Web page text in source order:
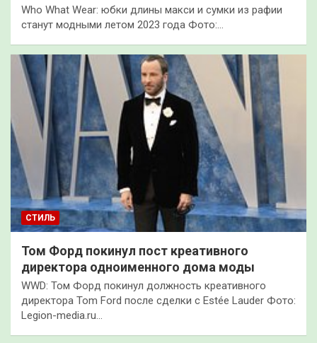
Who What Wear: юбки длины макси и сумки из рафии
станут модными летом 2023 года Фото:…
СТИЛЬ
Том Форд покинул пост креативного
директора одноименного дома моды
WWD: Том Форд покинул должность креативного
директора Tom Ford после сделки с Estée Lauder Фото:
Legion-media.ru…